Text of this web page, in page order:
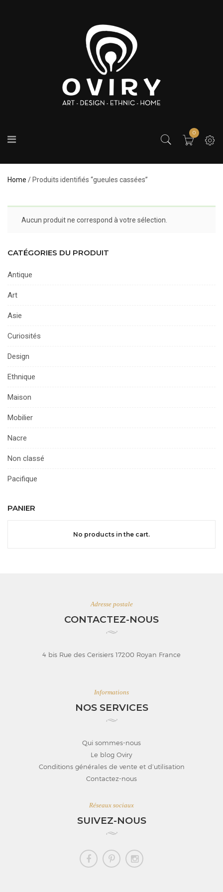
0
Home / Produits identifiés “gueules cassées”
Aucun produit ne correspond à votre sélection.
CATÉGORIES DU PRODUIT
Antique
Art
Asie
Curiosités
Design
Ethnique
Maison
Mobilier
Nacre
Non classé
Pacifique
PANIER
No products in the cart.
Adresse postale
CONTACTEZ-NOUS
4 bis Rue des Cerisiers 17200 Royan France
Informations
NOS SERVICES
Qui sommes-nous
Le blog Oviry
Conditions générales de vente et d’utilisation
Contactez-nous
Réseaux sociaux
SUIVEZ-NOUS